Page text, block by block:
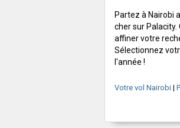
Partez à Nairobi
cher sur
affiner votre
Sélectionnez
l'année !
Votre vol Nairobi |